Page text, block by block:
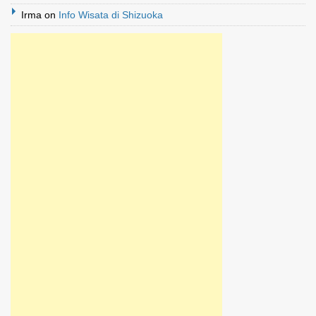
Irma on Info Wisata di Shizuoka